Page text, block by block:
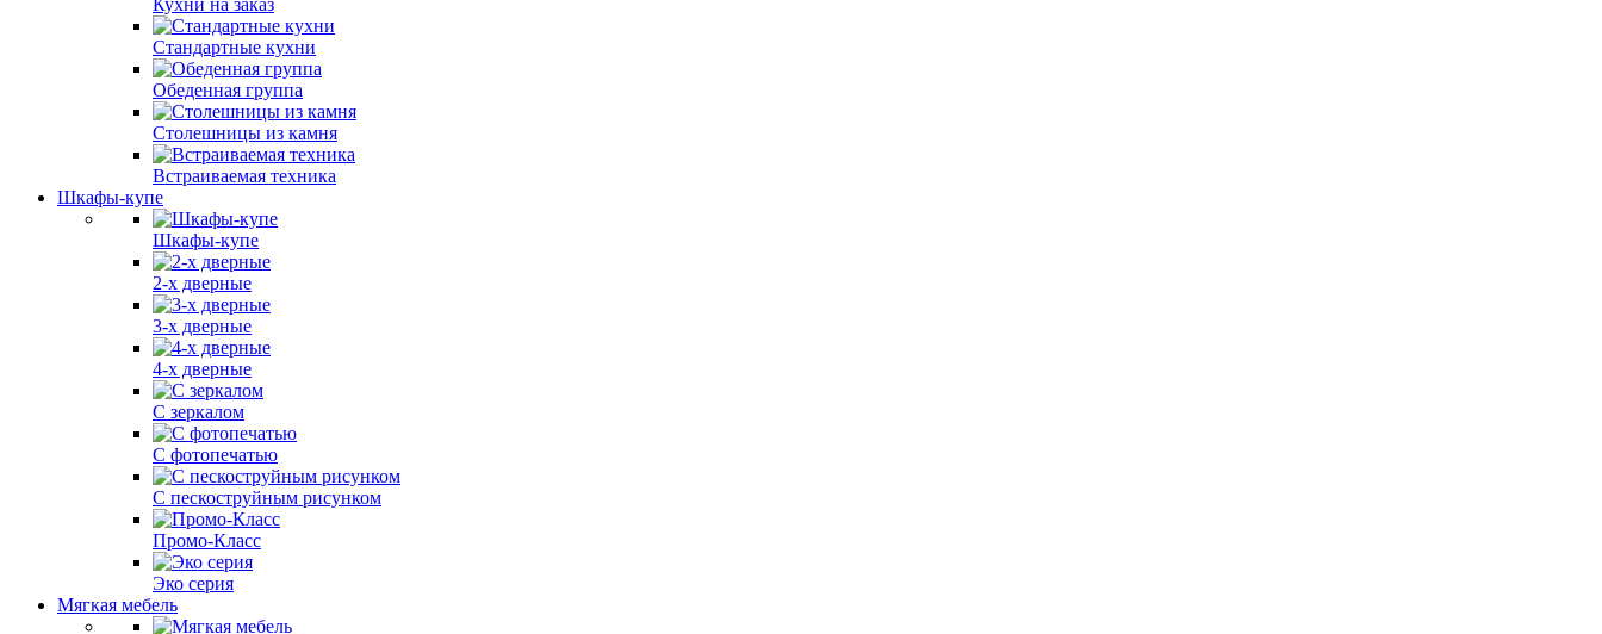
Кухни на заказ
Стандартные кухни
Обеденная группа
Столешницы из камня
Встраиваемая техника
Шкафы-купе
Шкафы-купе
2-х дверные
3-х дверные
4-х дверные
С зеркалом
С фотопечатью
С пескоструйным рисунком
Промо-Класс
Эко серия
Мягкая мебель